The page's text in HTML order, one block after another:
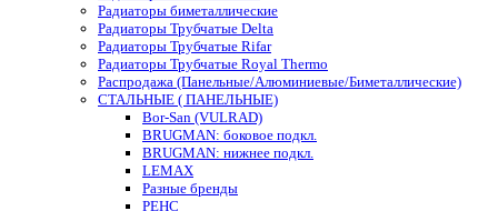
Радиаторы биметаллические
Радиаторы Трубчатые Delta
Радиаторы Трубчатые Rifar
Радиаторы Трубчатые Royal Thermo
Распродажа (Панельные/Алюминиевые/Биметаллические)
СТАЛЬНЫЕ ( ПАНЕЛЬНЫЕ)
Bor-San (VULRAD)
BRUGMAN: боковое подкл.
BRUGMAN: нижнее подкл.
LEMAX
Разные бренды
РЕНС